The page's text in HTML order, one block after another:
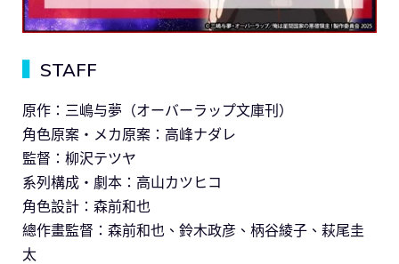
STAFF
原作：三嶋与夢（オーバーラップ文庫刊）
角色原案・メカ原案：高峰ナダレ
監督：柳沢テツヤ
系列構成・劇本：高山カツヒコ
角色設計：森前和也
總作畫監督：森前和也、鈴木政彦、柄谷綾子、萩尾圭
太